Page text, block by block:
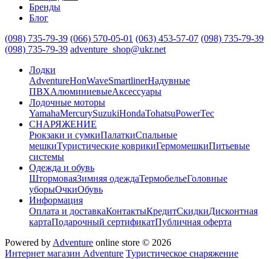
Бренды
Блог
(098) 735-79-39 (066) 570-05-01 (063) 453-57-07 (098) 735-79-39
(098) 735-79-39 adventure_shop@ukr.net
Лодки
AdventureHonWaveSmartlinerНадувные
ПВХАлюминиевыеАксессуары
Лодочные моторы
YamahaMercurySuzukiHondaTohatsuPowerTec
СНАРЯЖЕНИЕ
Рюкзаки и сумкиПалаткиСпальные
мешкиТуристические коврикиГермомешкиПитьевые
системы
Одежда и обувь
ШтормоваяЗимняя одеждаТермобельеГоловные
уборыОчкиОбувь
Информация
Оплата и доставкаКонтактыКредитСкидкиДисконтная
картаПодарочный сертификатПубличная оферта
Powered by Adventure online store © 2026
Интернет магазин Adventure Туристическое снаряжение